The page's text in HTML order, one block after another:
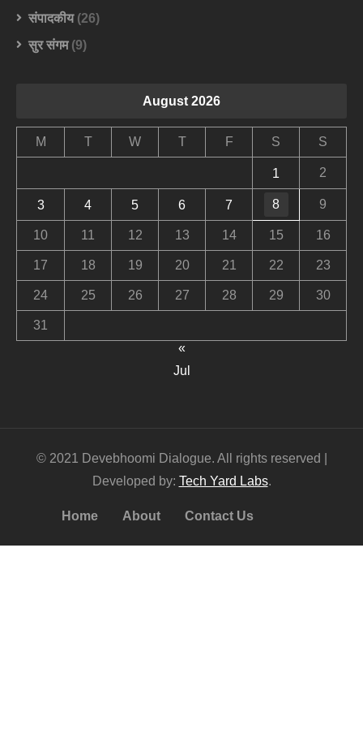
संपादकीय(26)
सुर संगम(9)
August 2026
M T W T F S S
1 2
3 4 5 6 7 8 9
10 11 12 13 14 15 16
17 18 19 20 21 22 23
24 25 26 27 28 29 30
31
«
Jul
© 2021 Devebhoomi Dialogue. All rights reserved |
Developed by: Tech Yard Labs.
Home About Contact Us